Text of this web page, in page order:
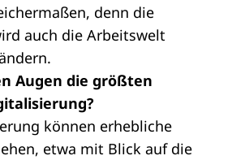
denn die
auch die Arbeitswelt
Augen die größten
können erhebliche
etwa mit Blick auf die